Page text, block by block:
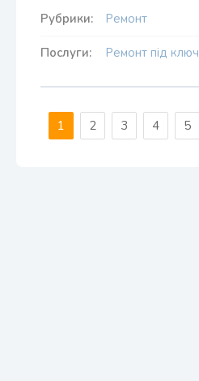
Рубрики: Ремонт
Послуги: Ремонт під ключ
1 2 3 4 5